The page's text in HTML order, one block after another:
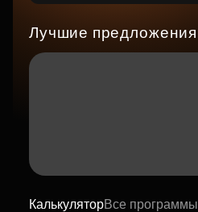
Лучшие предложения
КалькуляторВсе программы